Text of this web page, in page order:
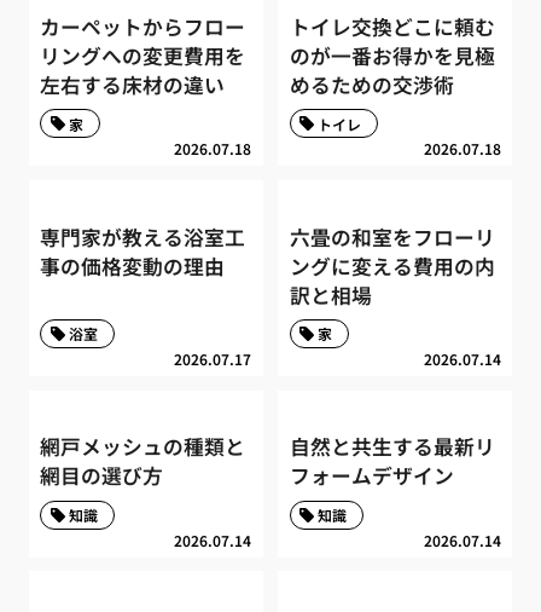
カーペットからフロー
リングへの変更費用を
左右する床材の違い
2026.07.18
家
トイレ交換どこに頼む
のが一番お得かを見極
めるための交渉術
2026.07.18
トイレ
専門家が教える浴室工
事の価格変動の理由
2026.07.17
浴室
六畳の和室をフローリ
ングに変える費用の内
訳と相場
2026.07.14
家
網戸メッシュの種類と
網目の選び方
2026.07.14
知識
自然と共生する最新リ
フォームデザイン
2026.07.14
知識